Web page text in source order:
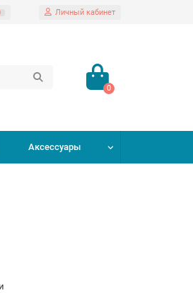
Личный кабинет
0
Аксессуары